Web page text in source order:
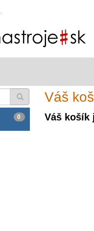
0
Váš
Váš košík